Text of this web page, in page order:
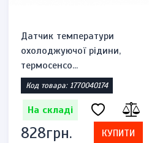
Датчик температури
охолоджуючої рідини,
термосенсо...
Код товара: 1770040174
На складі
828грн. КУПИТИ